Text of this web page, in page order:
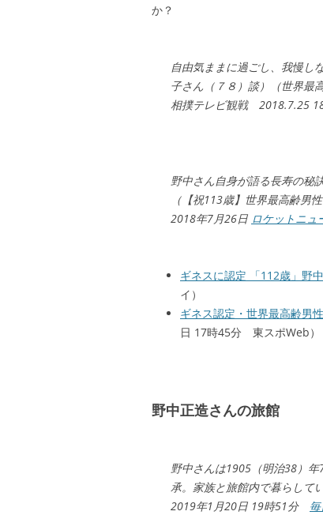
か？
自由気ままに過ごし、我慢し
子さん（７８）談）（世界
相撲テレビ観戦 2018.7.25
野中さん自身が語る長寿の秘
（【祝113歳】世界最高齢
2018年7月26日 ロケットニュ
ギネスに認定 「112歳」野
イ）
ギネス認定・世界最高齢男
日 17時45分 東スポWeb）
野中正造さんの旅館
野中さんは1905（明治38）
承。家族と旅館内で暮らし
2019年1月20日 19時51分